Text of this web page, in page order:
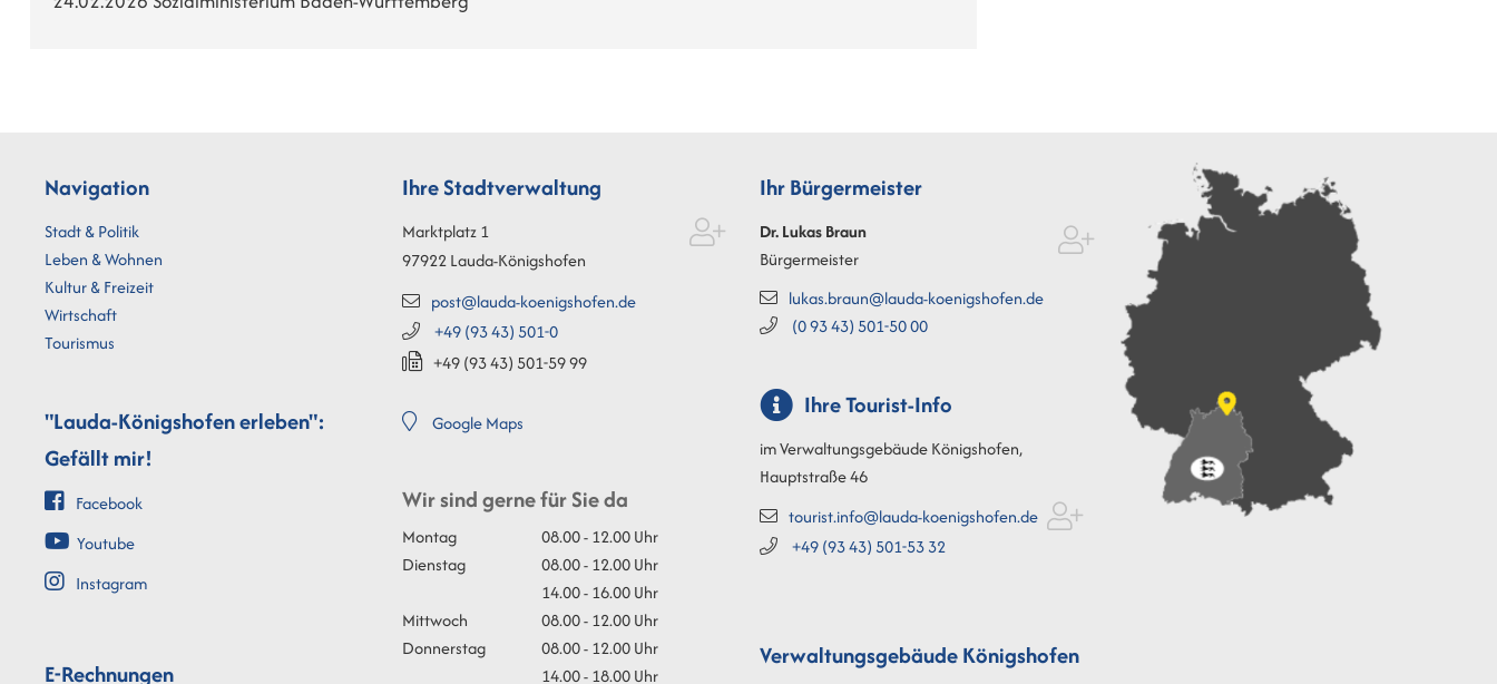
Navigation
Stadt & Politik
Leben & Wohnen
Kultur & Freizeit
Wirtschaft
Tourismus
"Lauda-Königshofen erleben":
Gefällt mir!
Facebook
Youtube
Instagram
E-Rechnungen
Ihre Stadtverwaltung
Marktplatz 1
97922Lauda-Königshofen
post@lauda-koenigshofen.de
+49 (9343) 501-0
+49 (9343) 501-5999
Google Maps
Wir sind gerne für Sie da
Montag
08.00 - 12.00 Uhr
Dienstag
08.00 - 12.00 Uhr
14.00 - 16.00 Uhr
Mittwoch
08.00 - 12.00 Uhr
Donnerstag
08.00 - 12.00 Uhr
14.00 - 18.00 Uhr
Ihr Bürgermeister
Dr. LukasBraun
Bürgermeister
lukas.braun@lauda-koenigshofen.de
(09343) 501-5000
Ihre Tourist-Info
im Verwaltungsgebäude Königshofen,
Hauptstraße 46
tourist.info@lauda-koenigshofen.de
+49 (9343) 501-5332
Verwaltungsgebäude Königshofen